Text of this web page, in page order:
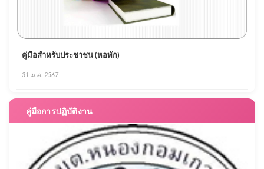
คู่มือสำหรับประชาชน (หอพัก)
31 ม.ค. 2567
คู่มือการปฏิบัติงาน